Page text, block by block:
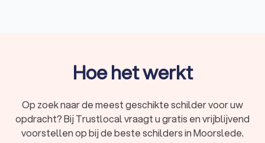
buitenschilder hoger door het gebruik van steigers,
schilders in Moorslede hebben een gemiddelde Trustlocal-
score van een undefined. Welke schilder u ook kiest, via
Trustlocal maakt u een goede keuze voor uw schilderwerk.
Hoe het werkt
Op zoek naar de meest geschikte schilder voor uw
opdracht? Bij Trustlocal vraagt u gratis en vrijblijvend
voorstellen op bij de beste schilders in Moorslede.